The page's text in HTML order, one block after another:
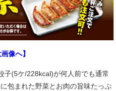
画像へ】
(5ケ/228kcal)が何人前でも通常
包まれた野菜とお肉の旨味たっぷ